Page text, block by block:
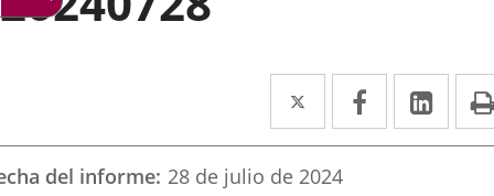
Twitter
Enlace
a
una
Facebook
Enlace
a
a
del informe 28 de julio de 2024